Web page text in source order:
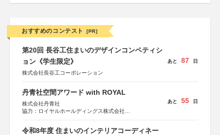
おすすめのコンテスト [PR]
第20回 長谷工住まいのデザインコンペティシ
ョン《学生限定》
株式会社長谷工コーポレーション
あと 87 日
丹青社空間アワード with ROYAL
株式会社丹青社
協力：ロイヤルホールディングス株式会社
あと 55 日
令和8年度 住まいのインテリアコーディネー